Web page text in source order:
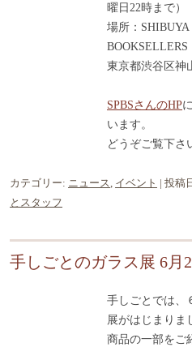
曜日22時まで）
場所：
BOOKSELLERS
東京都渋谷区神
SPBSさんのHP
います。
どうぞご覧下さ
カテゴリー: ニュース イベント | 投稿
とスタッフ
手しごとのガラス展 6月
手しごとでは、
展がはじまりま
商品の一部をご